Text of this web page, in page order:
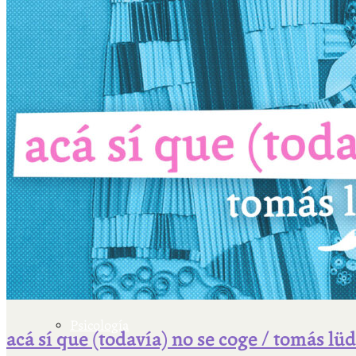
Escriben & participan
Actualidad y sociedad
Educación
Literatura
Filosofía
acá sí que (todavía) no se coge / tomás